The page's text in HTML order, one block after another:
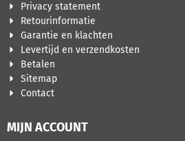
Privacy statement
Retourinformatie
Garantie en klachten
Levertijd en verzendkosten
Betalen
Sitemap
Contact
MIJN ACCOUNT